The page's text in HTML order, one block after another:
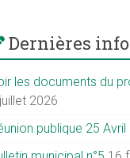
Dernières
les documents du
2026
publique 25 Avril